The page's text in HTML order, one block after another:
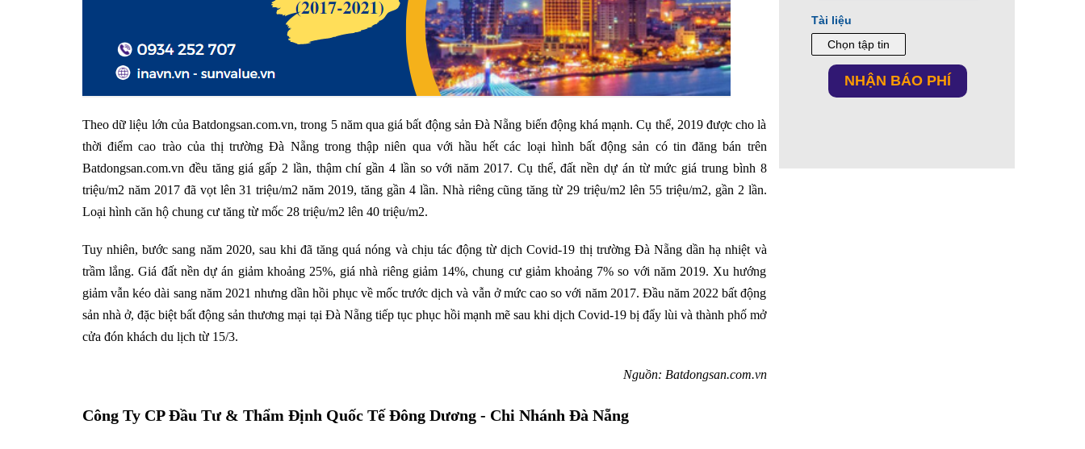
Theo dữ liệu lớn của Batdongsan.com.vn, trong 5 năm qua giá bất động sản Đà Nẵng biến động khá mạnh. Cụ thể, 2019 được cho là
thời điểm cao trào của thị trường Đà Nẵng trong thập niên qua với hầu hết các loại hình bất động sản có tin đăng bán trên
Batdongsan.com.vn đều tăng giá gấp 2 lần, thậm chí gần 4 lần so với năm 2017. Cụ thể, đất nền dự án từ mức giá trung bình 8
triệu/m2 năm 2017 đã vọt lên 31 triệu/m2 năm 2019, tăng gần 4 lần. Nhà riêng cũng tăng từ 29 triệu/m2 lên 55 triệu/m2, gần 2 lần.
Loại hình căn hộ chung cư tăng từ mốc 28 triệu/m2 lên 40 triệu/m2.
Tuy nhiên, bước sang năm 2020, sau khi đã tăng quá nóng và chịu tác động từ dịch Covid-19 thị trường Đà Nẵng dần hạ nhiệt và
trầm lắng. Giá đất nền dự án giảm khoảng 25%, giá nhà riêng giảm 14%, chung cư giảm khoảng 7% so với năm 2019. Xu hướng
giảm vẫn kéo dài sang năm 2021 nhưng dần hồi phục về mốc trước dịch và vẫn ở mức cao so với năm 2017. Đầu năm 2022 bất động
sản nhà ở, đặc biệt bất động sản thương mại tại Đà Nẵng tiếp tục phục hồi mạnh mẽ sau khi dịch Covid-19 bị đẩy lùi và thành phố mở
cửa đón khách du lịch từ 15/3.
Nguồn: Batdongsan.com.vn
Công Ty CP Đầu Tư & Thẩm Định Quốc Tế Đông Dương - Chi Nhánh Đà Nẵng